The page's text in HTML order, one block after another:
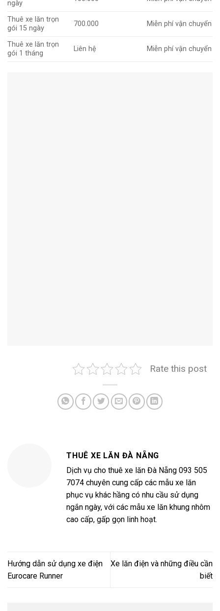
ngày
Thuê xe lăn trọn
gói 15 ngày
700.000 Miễn phí vận chuyển
Thuê xe lăn trọn
gói 1 tháng
Liên hệ Miễn phí vận chuyển
Rate this post
THUÊ XE LĂN ĐÀ NẴNG
Dịch vụ cho thuê xe lăn Đà Nẵng 093 505
7074 chuyên cung cấp các mẫu xe lăn
phục vụ khác hầng có nhu cầu sử dụng
ngắn ngày, với các mẫu xe lăn khung nhôm
cao cấp, gấp gọn linh hoạt.
Hướng dẫn sử dụng xe điện
Eurocare Runner
Xe lăn điện và những điều cần
biết